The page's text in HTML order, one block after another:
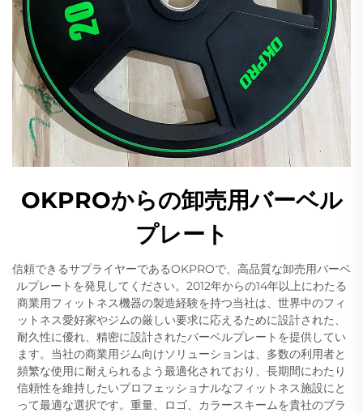
OKPROからの卸売用バーベル
プレート
信頼できるサプライヤーであるOKPROで、高品質な卸売用バーベ
ルプレートを発見してください。2012年からの14年以上にわたる
商業用フィットネス機器の製造経験を持つ当社は、世界中のフィ
ットネス愛好家やジムの厳しい要求に応えるために設計された、
耐久性に優れ、精密に設計されたバーベルプレートを提供してい
ます。当社の商業用ジム向けソリューションは、多数の利用者と
頻繁な使用に耐えられるよう最適化されており、長期間にわたり
信頼性を維持したいプロフェッショナルなフィットネス施設にと
って最適な選択です。重量、ロゴ、カラースキームを貴社のブラ